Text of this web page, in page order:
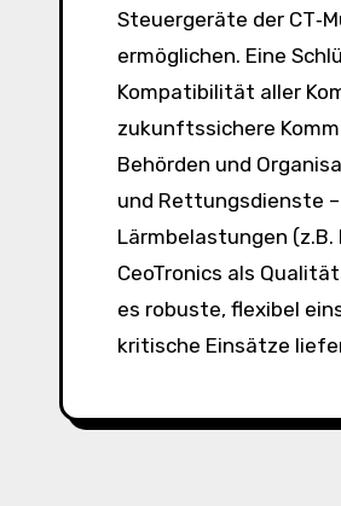
Steuergeräte der
ermöglichen. Eine
Kompatibilität aller
zukunftssichere
Behörden und
und Rettungsdienste
Lärmbelastungen
CeoTronics als
es robuste, flexibel
kritische Einsätze